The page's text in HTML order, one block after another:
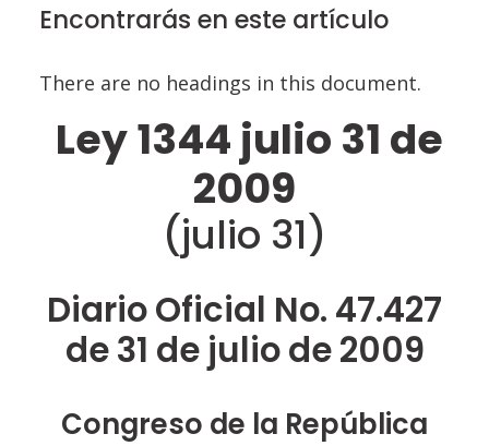
Encontrarás en este artículo
There are no headings in this document.
Ley 1344 julio 31 de
2009
(julio 31)
Diario Oficial No. 47.427
de 31 de julio de 2009
Congreso de la República